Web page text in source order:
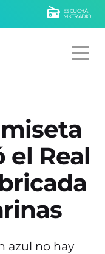
ESCUCHÁ
MKTRADIO
el Real
azul no hay